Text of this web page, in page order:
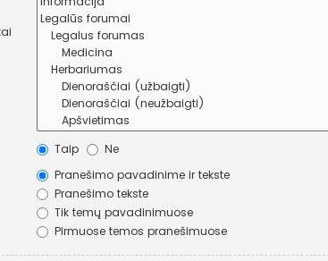
Taip
Ne
Pranešimo pavadinime ir tekste
Pranešimo tekste
Tik temų pavadinimuose
Pirmuose temos pranešimuose